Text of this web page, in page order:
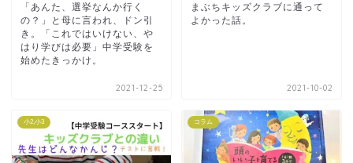
「あんた、選挙なんか行く
の？」と母に言われ、ドン引
き。「これではいけない、や
はり学びは必要」中学受験を
始めたきっかけ。
2021-12-25
まぶちキッズクラブに通って
よかった話。
2021-10-02
小2,小3 コラム